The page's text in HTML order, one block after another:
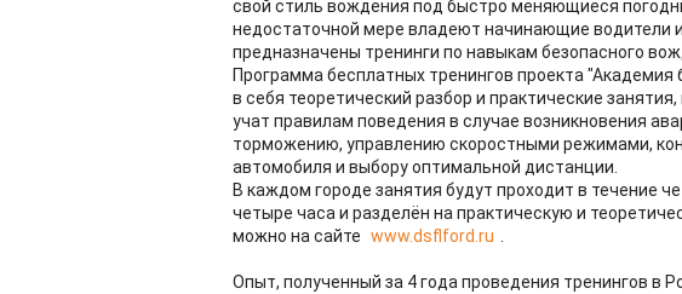
свой стиль вождения под быстро меняющиеся
недостаточной мере владеют начинающие водители
предназначены тренинги по навыкам безопасного
Программа бесплатных тренингов проекта
в себя теоретический разбор и практические
учат правилам поведения в случае возникновения
торможению, управлению скоростными режимами,
автомобиля и выбору оптимальной дистанции.
В каждом городе занятия будут проходит в течение
четыре часа и разделён на практическую и
можно на сайте www.dsflford.ru
Опыт, полученный за 4 года проведения тренингов в